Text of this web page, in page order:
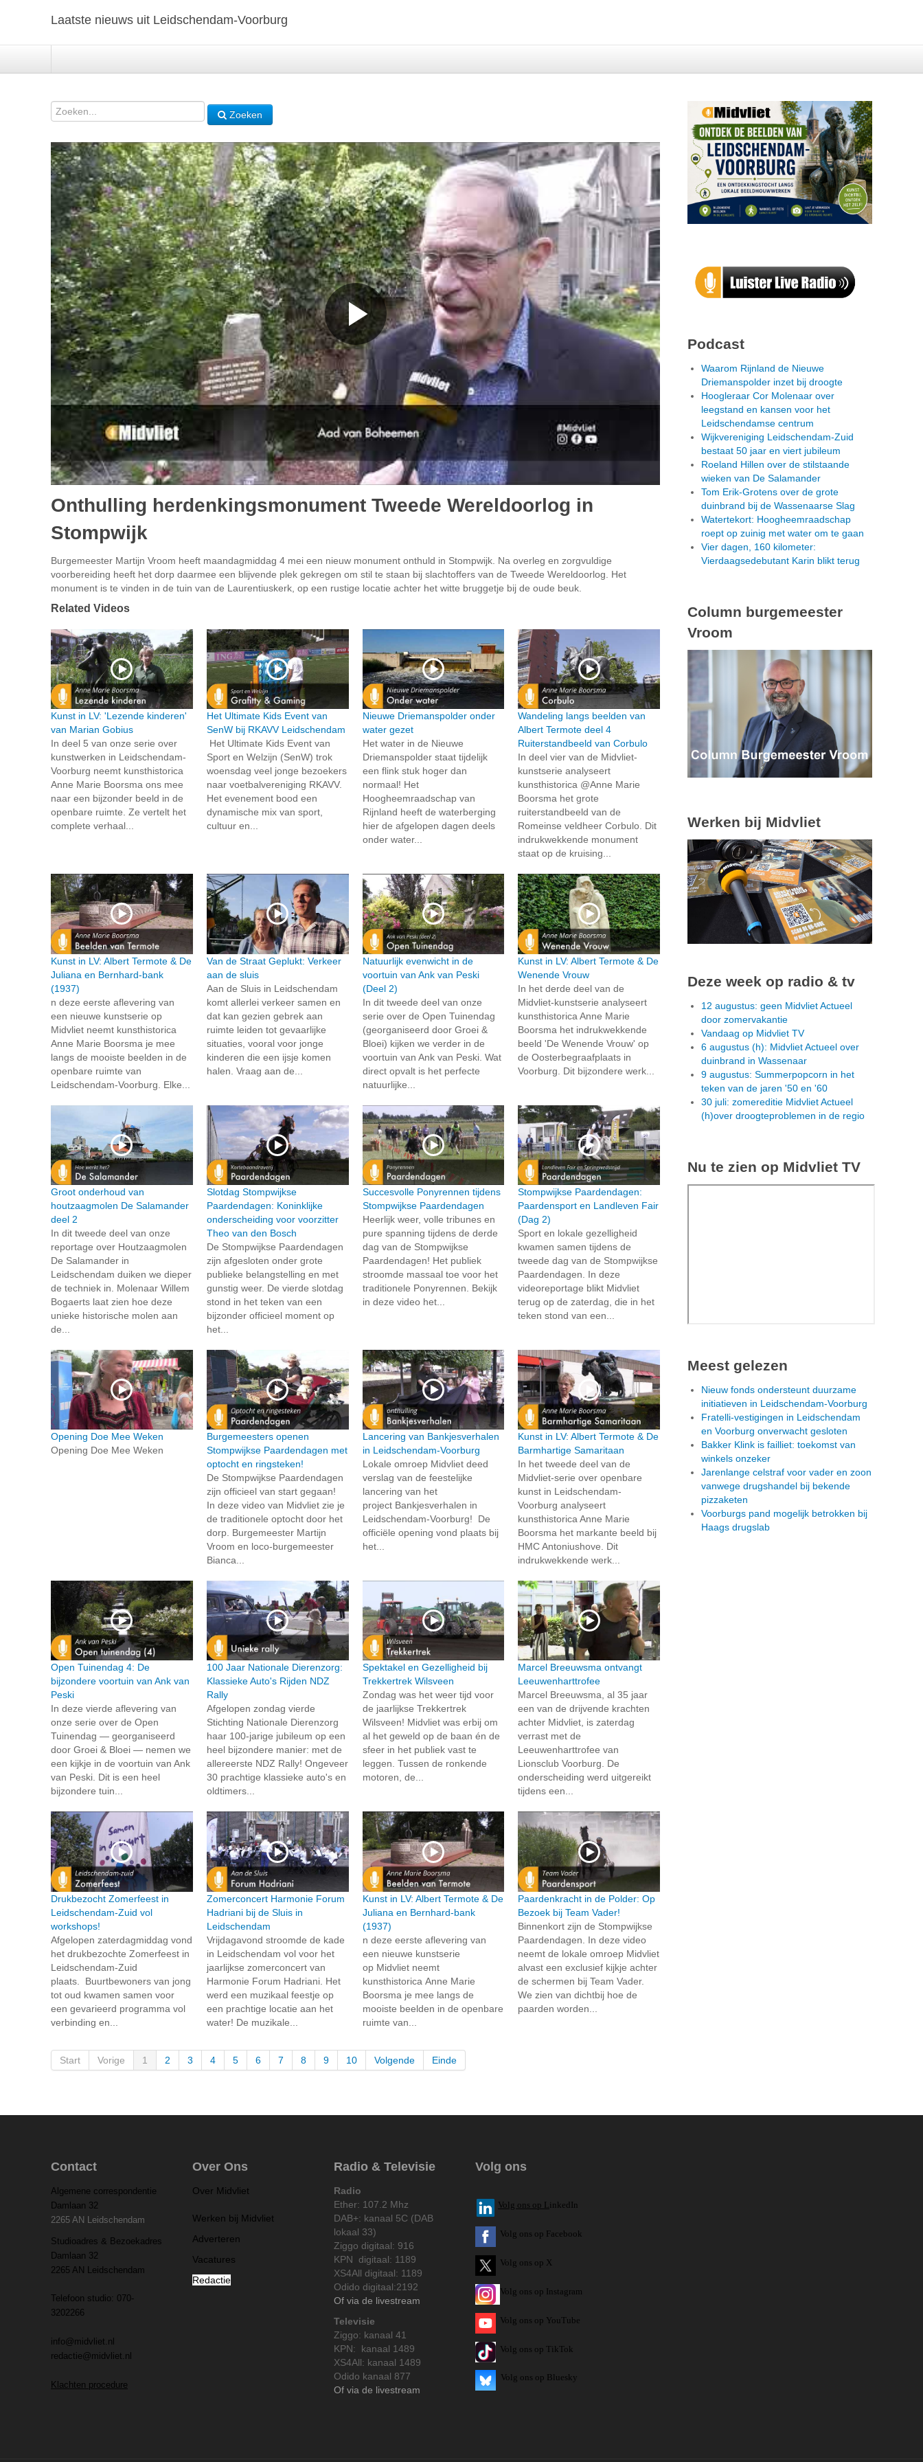
Laatste nieuws uit Leidschendam-Voorburg
Zoeken
Onthulling herdenkingsmonument Tweede Wereldoorlog in
Stompwijk
Burgemeester Martijn Vroom heeft maandagmiddag 4 mei een nieuw monument onthuld in Stompwijk. Na overleg en zorgvuldige
voorbereiding heeft het dorp daarmee een blijvende plek gekregen om stil te staan bij slachtoffers van de Tweede Wereldoorlog. Het
monument is te vinden in de tuin van de Laurentiuskerk, op een rustige locatie achter het witte bruggetje bij de oude beuk.
Related Videos
Kunst in LV: 'Lezende kinderen'
van Marian Gobius
In deel 5 van onze serie over
kunstwerken in Leidschendam-
Voorburg neemt kunsthistorica
Anne Marie Boorsma ons mee
naar een bijzonder beeld in de
openbare ruimte. Ze vertelt het
complete verhaal...
Het Ultimate Kids Event van
SenW bij RKAVV Leidschendam
Het Ultimate Kids Event van
Sport en Welzijn (SenW) trok
woensdag veel jonge bezoekers
naar voetbalvereniging RKAVV.
Het evenement bood een
dynamische mix van sport,
cultuur en...
Nieuwe Driemanspolder onder
water gezet
Het water in de Nieuwe
Driemanspolder staat tijdelijk
een flink stuk hoger dan
normaal! Het
Hoogheemraadschap van
Rijnland heeft de waterberging
hier de afgelopen dagen deels
onder water...
Wandeling langs beelden van
Albert Termote deel 4
Ruiterstandbeeld van Corbulo
In deel vier van de Midvliet-
kunstserie analyseert
kunsthistorica @Anne Marie
Boorsma het grote
ruiterstandbeeld van de
Romeinse veldheer Corbulo. Dit
indrukwekkende monument
staat op de kruising...
Kunst in LV: Albert Termote & De
Juliana en Bernhard-bank
(1937)
n deze eerste aflevering van
een nieuwe kunstserie op
Midvliet neemt kunsthistorica
Anne Marie Boorsma je mee
langs de mooiste beelden in de
openbare ruimte van
Leidschendam-Voorburg. Elke...
Van de Straat Geplukt: Verkeer
aan de sluis
Aan de Sluis in Leidschendam
komt allerlei verkeer samen en
dat kan gezien gebrek aan
ruimte leiden tot gevaarlijke
situaties, vooral voor jonge
kinderen die een ijsje komen
halen. Vraag aan de...
Natuurlijk evenwicht in de
voortuin van Ank van Peski
(Deel 2)
In dit tweede deel van onze
serie over de Open Tuinendag
(georganiseerd door Groei &
Bloei) kijken we verder in de
voortuin van Ank van Peski. Wat
direct opvalt is het perfecte
natuurlijke...
Kunst in LV: Albert Termote & De
Wenende Vrouw
In het derde deel van de
Midvliet-kunstserie analyseert
kunsthistorica Anne Marie
Boorsma het indrukwekkende
beeld 'De Wenende Vrouw' op
de Oosterbegraafplaats in
Voorburg. Dit bijzondere werk...
Groot onderhoud van
houtzaagmolen De Salamander
deel 2
In dit tweede deel van onze
reportage over Houtzaagmolen
De Salamander in
Leidschendam duiken we dieper
de techniek in. Molenaar Willem
Bogaerts laat zien hoe deze
unieke historische molen aan
de...
Slotdag Stompwijkse
Paardendagen: Koninklijke
onderscheiding voor voorzitter
Theo van den Bosch
De Stompwijkse Paardendagen
zijn afgesloten onder grote
publieke belangstelling en met
gunstig weer. De vierde slotdag
stond in het teken van een
bijzonder officieel moment op
het...
Succesvolle Ponyrennen tijdens
Stompwijkse Paardendagen
Heerlijk weer, volle tribunes en
pure spanning tijdens de derde
dag van de Stompwijkse
Paardendagen! Het publiek
stroomde massaal toe voor het
traditionele Ponyrennen. Bekijk
in deze video het...
Stompwijkse Paardendagen:
Paardensport en Landleven Fair
(Dag 2)
Sport en lokale gezelligheid
kwamen samen tijdens de
tweede dag van de Stompwijkse
Paardendagen. In deze
videoreportage blikt Midvliet
terug op de zaterdag, die in het
teken stond van een...
Opening Doe Mee Weken
Opening Doe Mee Weken
Burgemeesters openen
Stompwijkse Paardendagen met
optocht en ringsteken!
De Stompwijkse Paardendagen
zijn officieel van start gegaan!
In deze video van Midvliet zie je
de traditionele optocht door het
dorp. Burgemeester Martijn
Vroom en loco-burgemeester
Bianca...
Lancering van Bankjesverhalen
in Leidschendam-Voorburg
Lokale omroep Midvliet deed
verslag van de feestelijke
lancering van het
project Bankjesverhalen in
Leidschendam-Voorburg! De
officiële opening vond plaats bij
het...
Kunst in LV: Albert Termote & De
Barmhartige Samaritaan
In het tweede deel van de
Midvliet-serie over openbare
kunst in Leidschendam-
Voorburg analyseert
kunsthistorica Anne Marie
Boorsma het markante beeld bij
HMC Antoniushove. Dit
indrukwekkende werk...
Open Tuinendag 4: De
bijzondere voortuin van Ank van
Peski
In deze vierde aflevering van
onze serie over de Open
Tuinendag — georganiseerd
door Groei & Bloei — nemen we
een kijkje in de voortuin van Ank
van Peski. Dit is een heel
bijzondere tuin...
100 Jaar Nationale Dierenzorg:
Klassieke Auto's Rijden NDZ
Rally
Afgelopen zondag vierde
Stichting Nationale Dierenzorg
haar 100-jarige jubileum op een
heel bijzondere manier: met de
allereerste NDZ Rally! Ongeveer
30 prachtige klassieke auto's en
oldtimers...
Spektakel en Gezelligheid bij
Trekkertrek Wilsveen
Zondag was het weer tijd voor
de jaarlijkse Trekkertrek
Wilsveen! Midvliet was erbij om
al het geweld op de baan én de
sfeer in het publiek vast te
leggen. Tussen de ronkende
motoren, de...
Marcel Breeuwsma ontvangt
Leeuwenharttrofee
Marcel Breeuwsma, al 35 jaar
een van de drijvende krachten
achter Midvliet, is zaterdag
verrast met de
Leeuwenharttrofee van
Lionsclub Voorburg. De
onderscheiding werd uitgereikt
tijdens een...
Drukbezocht Zomerfeest in
Leidschendam-Zuid vol
workshops!
Afgelopen zaterdagmiddag vond
het drukbezochte Zomerfeest in
Leidschendam-Zuid
plaats. Buurtbewoners van jong
tot oud kwamen samen voor
een gevarieerd programma vol
verbinding en...
Zomerconcert Harmonie Forum
Hadriani bij de Sluis in
Leidschendam
Vrijdagavond stroomde de kade
in Leidschendam vol voor het
jaarlijkse zomerconcert van
Harmonie Forum Hadriani. Het
werd een muzikaal feestje op
een prachtige locatie aan het
water! De muzikale...
Kunst in LV: Albert Termote & De
Juliana en Bernhard-bank
(1937)
n deze eerste aflevering van
een nieuwe kunstserie
op Midvliet neemt
kunsthistorica Anne Marie
Boorsma je mee langs de
mooiste beelden in de openbare
ruimte van...
Paardenkracht in de Polder: Op
Bezoek bij Team Vader!
Binnenkort zijn de Stompwijkse
Paardendagen. In deze video
neemt de lokale omroep Midvliet
alvast een exclusief kijkje achter
de schermen bij Team Vader.
We zien van dichtbij hoe de
paarden worden...
Start Vorige 1 2 3 4 5 6 7 8 9 10 Volgende Einde
Podcast
Waarom Rijnland de Nieuwe
Driemanspolder inzet bij droogte
Hoogleraar Cor Molenaar over
leegstand en kansen voor het
Leidschendamse centrum
Wijkvereniging Leidschendam-Zuid
bestaat 50 jaar en viert jubileum
Roeland Hillen over de stilstaande
wieken van De Salamander
Tom Erik-Grotens over de grote
duinbrand bij de Wassenaarse Slag
Watertekort: Hoogheemraadschap
roept op zuinig met water om te gaan
Vier dagen, 160 kilometer:
Vierdaagsedebutant Karin blikt terug
Column burgemeester
Vroom
Werken bij Midvliet
Deze week op radio & tv
12 augustus: geen Midvliet Actueel
door zomervakantie
Vandaag op Midvliet TV
6 augustus (h): Midvliet Actueel over
duinbrand in Wassenaar
9 augustus: Summerpopcorn in het
teken van de jaren '50 en '60
30 juli: zomereditie Midvliet Actueel
(h)over droogteproblemen in de regio
Nu te zien op Midvliet TV
Meest gelezen
Nieuw fonds ondersteunt duurzame
initiatieven in Leidschendam-Voorburg
Fratelli-vestigingen in Leidschendam
en Voorburg onverwacht gesloten
Bakker Klink is failliet: toekomst van
winkels onzeker
Jarenlange celstraf voor vader en zoon
vanwege drugshandel bij bekende
pizzaketen
Voorburgs pand mogelijk betrokken bij
Haags drugslab
Contact
Algemene correspondentie
Damlaan 32
2265 AN Leidschendam
Studioadres & Bezoekadres
Damlaan 32
2265 AN Leidschendam
Telefoon studio: 070-
3202266
info@midvliet.nl
redactie@midvliet.nl
Klachten procedure
Over Ons
Over Midvliet
Werken bij Midvliet
Adverteren
Vacatures
Redactie
Radio & Televisie
Radio
Ether: 107.2 Mhz
DAB+: kanaal 5C (DAB
lokaal 33)
Ziggo digitaal: 916
KPN digitaal: 1189
XS4All digitaal: 1189
Odido digitaal:2192
Of via de livestream
Televisie
Ziggo: kanaal 41
KPN: kanaal 1489
XS4All: kanaal 1489
Odido kanaal 877
Of via de livestream
Volg ons
Volg ons op L inkedIn
Volg ons op Facebook
Volg ons op X
Volg ons op Instagram
Volg ons op YouTube
Volg ons op TikTok
Volg ons op Bluesky